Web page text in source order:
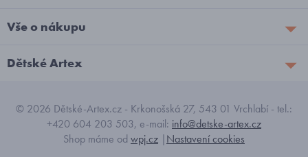
Vše o nákupu
Dětské Artex
© 2026 Dětské-Artex.cz - Krkonošská 27, 543 01 Vrchlabí - tel.:
+420 604 203 503, e-mail: info@detske-artex.cz
Shop máme od wpj.cz |Nastavení cookies